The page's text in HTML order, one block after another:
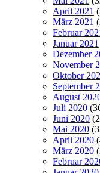
April 2021
März 2021
Februar
Januar 2021
Dezember
November
Oktober
September
August
Juli 2020
Juni 2020
Mai 2020
April 2020
März 2020
Februar